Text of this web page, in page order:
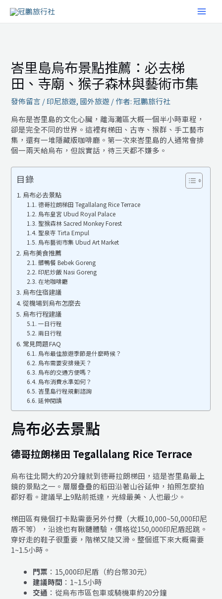
主
峇里島烏布景點推薦：必去梯
田、寺廟、猴子森林與藝術市集
發佈留言 /印尼旅遊, 國外旅遊 / 作者:冠鵬旅行社
烏布是峇里島的文化心臟，離海灘區大概一個半小時車程，
卻是完全不同的世界。這裡有梯田、古寺、猴群、手工藝市
集，還有一堆隱藏版咖啡廳。第一次來峇里島的人通常會排
個一兩天給烏布，但說實話，待三天都不嫌多。
目錄
烏布必去景點
德哥拉朗梯田 Tegallalang Rice Terrace
烏布皇宮 Ubud Royal Palace
聖猴森林 Sacred Monkey Forest
聖泉寺 Tirta Empul
烏布藝術市集 Ubud Art Market
烏布美食推薦
髒鴨餐 Bebek Goreng
印尼炒飯 Nasi Goreng
在地咖啡廳
烏布住宿建議
從機場到烏布怎麼去
烏布行程建議
一日行程
兩日行程
常見問題FAQ
烏布最佳旅遊季節是什麼時候？
烏布需要安排幾天？
烏布的交通方便嗎？
烏布消費水準如何？
峇里島行程規劃諮詢
延伸閱讀
烏布必去景點
德哥拉朗梯田 Tegallalang Rice Terrace
烏布往北開大約20分鐘就到德哥拉朗梯田，這是峇里島最上
鏡的景點之一。層層疊疊的稻田沿著山谷延伸，拍照怎麼拍
都好看。建議早上9點前抵達，光線最美、人也最少。
梯田區有幾個打卡點需要另外付費（大概10,000~50,000印尼
盾不等），沿途也有鞦韆體驗，價格從150,000印尼盾起跳。
穿好走的鞋子很重要，階梯又陡又滑。整個逛下來大概需要
1~1.5小時。
門票 ：15,000印尼盾（約台幣30元）
建議時間 ：1~1.5小時
交通 ：從烏布市區包車或騎機車約20分鐘